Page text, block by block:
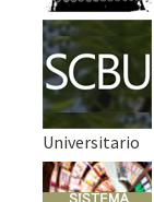
Universitario